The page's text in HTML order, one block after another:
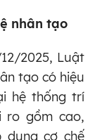
nhân tạo
2025, Luật
tạo có hiệu
hệ thống trí
ro gồm cao,
cơ chế